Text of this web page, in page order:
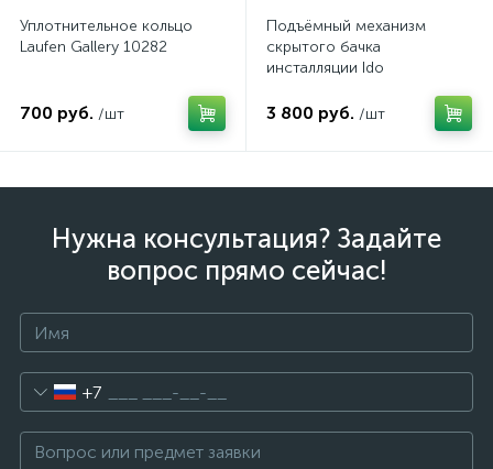
Уплотнительное кольцо
Laufen Gallery 10282
700 руб. /шт
Подъёмный механизм
скрытого бачка
инсталляции Ido
3 800 руб. /шт
Нужна консультация? Задайте
вопрос прямо сейчас!
+7